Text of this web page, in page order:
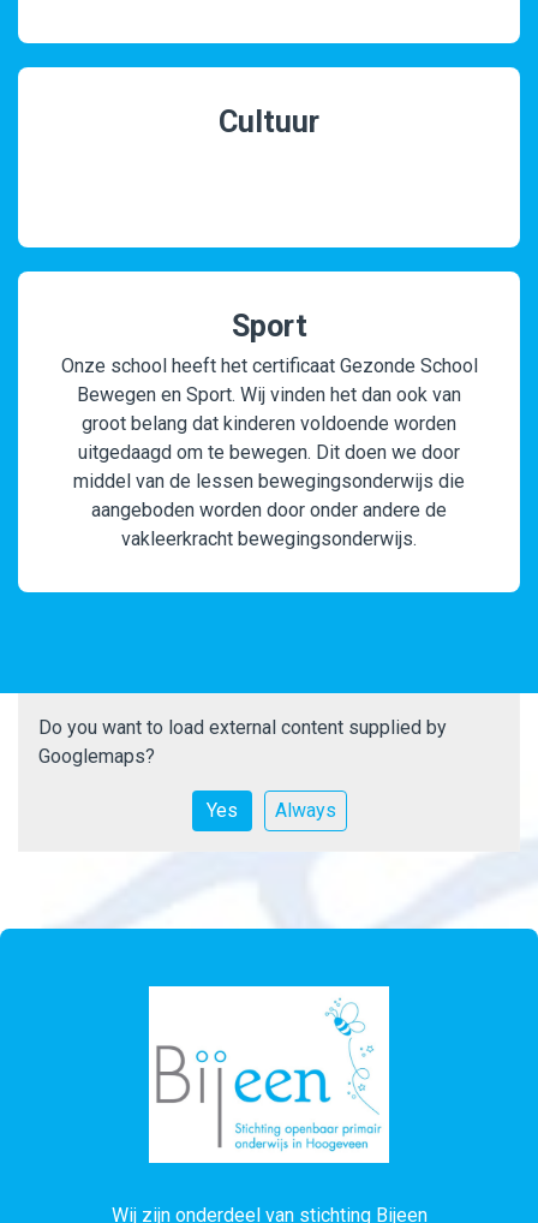
Cultuur
Sport
Onze school heeft het certificaat Gezonde School
Bewegen en Sport. Wij vinden het dan ook van
groot belang dat kinderen voldoende worden
uitgedaagd om te bewegen. Dit doen we door
middel van de lessen bewegingsonderwijs die
aangeboden worden door onder andere de
vakleerkracht bewegingsonderwijs.
Do you want to load external content supplied by
Googlemaps?
Yes Always
Wij zijn onderdeel van stichting Bijeen